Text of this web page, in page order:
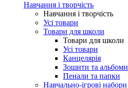
Навчання і творчість
Навчання і творчість
Усі товари
Товари для школи
Товари для школи
Усі товари
Канцелярія
Зошити та альбоми
Пенали та папки
Навчально-ігрові набори